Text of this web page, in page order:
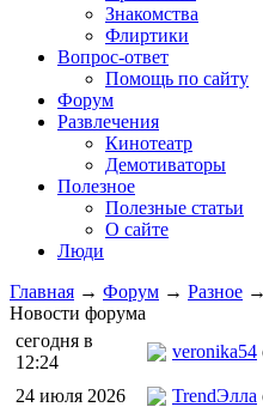
Знакомства
Флиртики
Вопрос-ответ
Помощь по сайту
Форум
Развлечения
Кинотеатр
Демотиваторы
Полезное
Полезные статьи
О сайте
Люди
Главная → Форум → Разное →
Новости форума
сегодня в
12:24
veronika54
24 июля 2026 TrendЭлла